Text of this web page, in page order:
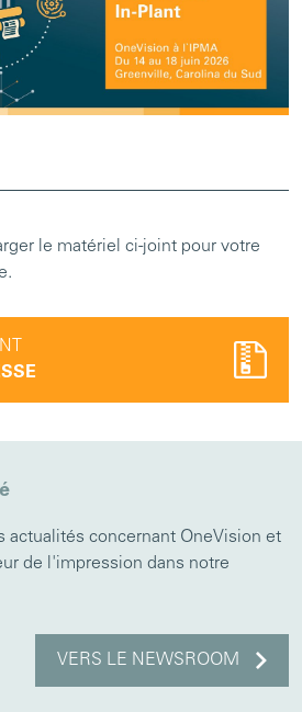
le matériel ci-joint pour votre
actualités concernant OneVision et
de l'impression dans notre
VERS LE NEWSROOM